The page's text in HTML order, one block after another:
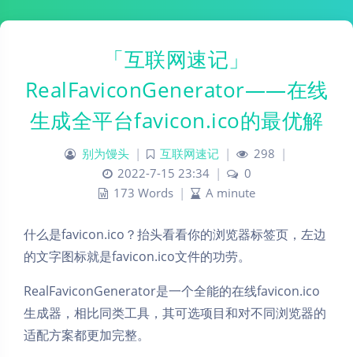
「互联网速记」
RealFaviconGenerator——在线
生成全平台favicon.ico的最优解
别为馒头 | 互联网速记 | 298 |
2022-7-15 23:34 |
0
173 Words | A minute
什么是favicon.ico？抬头看看你的浏览器标签页，左边
的文字图标就是favicon.ico文件的功劳。
RealFaviconGenerator是一个全能的在线favicon.ico
生成器，相比同类工具，其可选项目和对不同浏览器的
适配方案都更加完整。